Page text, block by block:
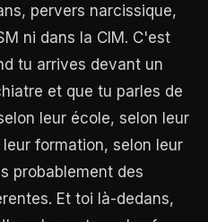
pervers narcissique,
ni dans la CIM. C'est
tu arrives devant un
et que tu parles de
leur école, selon leur
formation, selon leur
probablement des
Et toi là-dedans,